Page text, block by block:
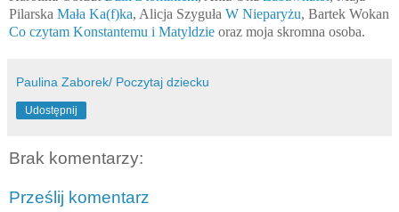
Pilarska Mała Ka(f)ka, Alicja Szyguła W Nieparyżu, Bartek Wokan
Co czytam Konstantemu i Matyldzie oraz moja skromna osoba.
Paulina Zaborek/ Poczytaj dziecku
Udostępnij
Brak komentarzy:
Prześlij komentarz